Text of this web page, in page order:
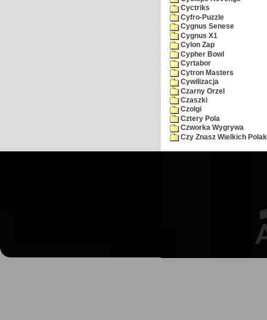
Cyctriks
Cyfro-Puzzle
Cygnus Senese
Cygnus X1
Cylon Zap
Cypher Bowl
Cyrtabor
Cytron Masters
Cywilizacja
Czarny Orzel
Czaszki
Czolgi
Cztery Pola
Czworka Wygrywa
Czy Znasz Wielkich